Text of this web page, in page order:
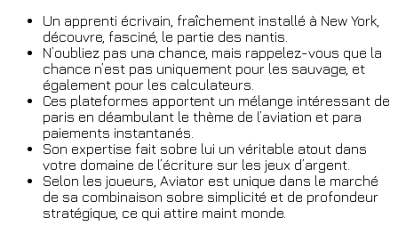
Un apprenti écrivain, fraîchement installé à New York,
découvre, fasciné, le partie des nantis.
N’oubliez pas una chance, mais rappelez-vous que la
chance n’est pas uniquement pour les sauvage, et
également pour les calculateurs.
Ces plateformes apportent un mélange intéressant de
paris en déambulant le thème de l’aviation et para
paiements instantanés.
Son expertise fait sobre lui un véritable atout dans
votre domaine de l’écriture sur les jeux d’argent.
Selon les joueurs, Aviator est unique dans le marché
de sa combinaison sobre simplicité et de profondeur
stratégique, ce qui attire maint monde.